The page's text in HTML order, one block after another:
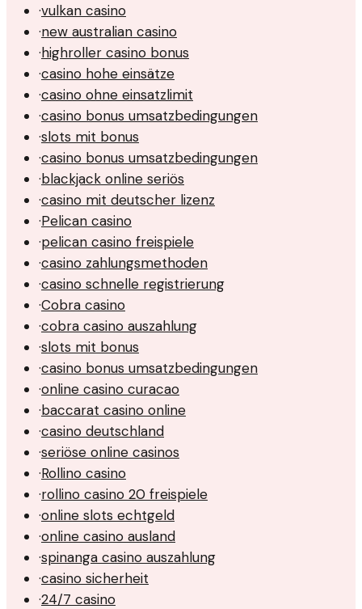
·vulkan casino
·new australian casino
·highroller casino bonus
·casino hohe einsätze
·casino ohne einsatzlimit
·casino bonus umsatzbedingungen
·slots mit bonus
·casino bonus umsatzbedingungen
·blackjack online seriös
·casino mit deutscher lizenz
·Pelican casino
·pelican casino freispiele
·casino zahlungsmethoden
·casino schnelle registrierung
·Cobra casino
·cobra casino auszahlung
·slots mit bonus
·casino bonus umsatzbedingungen
·online casino curacao
·baccarat casino online
·casino deutschland
·seriöse online casinos
·Rollino casino
·rollino casino 20 freispiele
·online slots echtgeld
·online casino ausland
·spinanga casino auszahlung
·casino sicherheit
·24/7 casino